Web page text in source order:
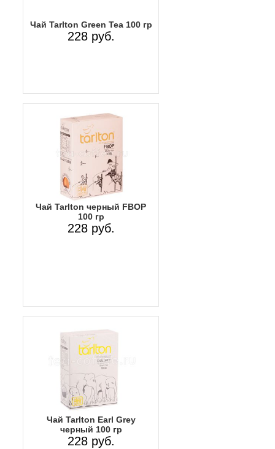
Чай Tarlton Green Tea 100 гр
228 руб.
Чай Tarlton черный FBOP
100 гр
228 руб.
Чай Tarlton Earl Grey
черный 100 гр
228 руб.